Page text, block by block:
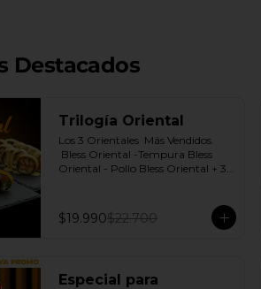
Destacados
Trilogía Oriental
Los 3 Orientales  Más Vendidos.
Bless Oriental -Tempura Bless
Oriental - Pollo Bless Oriental + 3
$19.990$22.700
Especial para